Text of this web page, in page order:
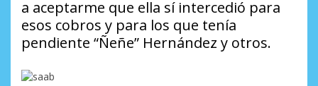
a aceptarme que ella sí intercedió para
esos cobros y para los que tenía
pendiente “Ñeñe” Hernández y otros.